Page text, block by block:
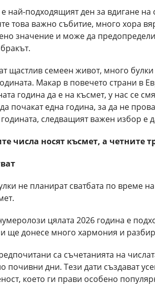
най-подходящият ден за вдигане на
това важно събитие, много хора
значение и може да
щастлив семеен живот, много
Макар в повечето страни в
година да е на късмет, у нас се
почакат една година, за да не
следващият важен избор е
числа носят късмет, а четните
не планират сватбата по време
цялата 2026 година е
ще донесе много хармония и
са съчетанията на
почивни дни. Тези дати създават
което ги прави особено